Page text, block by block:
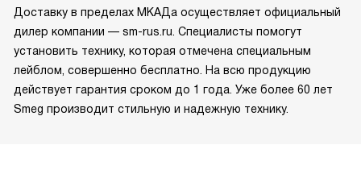
Доставку в пределах МКАДа осуществляет официальный
дилер компании — sm-rus.ru. Специалисты помогут
установить технику, которая отмечена специальным
лейблом, совершенно бесплатно. На всю продукцию
действует гарантия сроком до 1 года. Уже более 60 лет
Smeg производит стильную и надежную технику.